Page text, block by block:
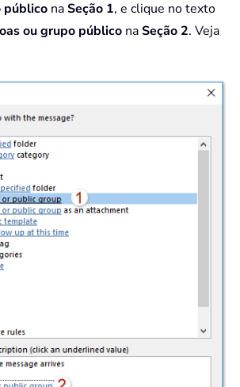
público naSeção 1, e clique no texto
ou grupo público naSeção 2. Veja